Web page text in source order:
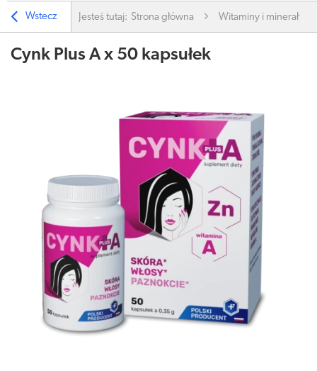
Wstecz Jesteś tutaj: Strona główna Witaminy i minerały
Cynk Plus A x 50 kapsułek